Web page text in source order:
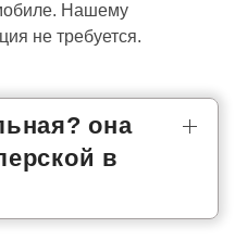
Нашему
не требуется.
она
в